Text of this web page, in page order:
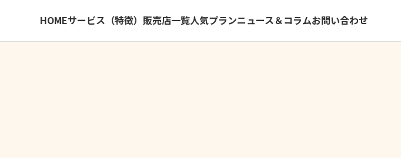
HOMEサービス（特徴） 販売店一覧人気プランニュース＆コラムお問い合わせ